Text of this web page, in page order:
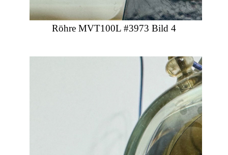
Röhre MVT100L #3973 Bild 4